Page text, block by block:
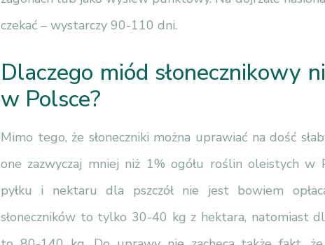
czekać – wystarczy 90-110 dni.
Dlaczego miód słonecznikowy
w Polsce?
Mimo tego, że słoneczniki można uprawiać na dość
one zazwyczaj mniej niż 1% ogółu roślin oleistych w
pyłku i nektaru dla pszczół nie jest bowiem
słoneczników to tylko 30-40 kg z hektara, natomiast